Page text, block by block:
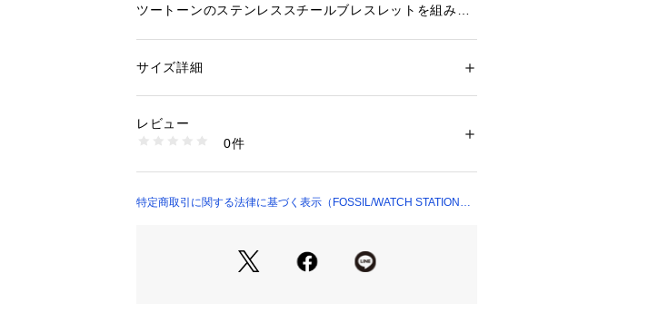
ツートーンのステンレススチールブレスレットを組み合
防水： 5 ATM 保証：2年間
ケース径45mm、バンド幅22mm、ミネラルクリスタ
コレクション名：Bannon, BANNON
性別：メンズ
商品番号：
BQ2707 （ショップ）
サイズ詳細
レビュー
0件
特定商取引に関する法律に基づく表示（FOSSIL/WATCH STATION